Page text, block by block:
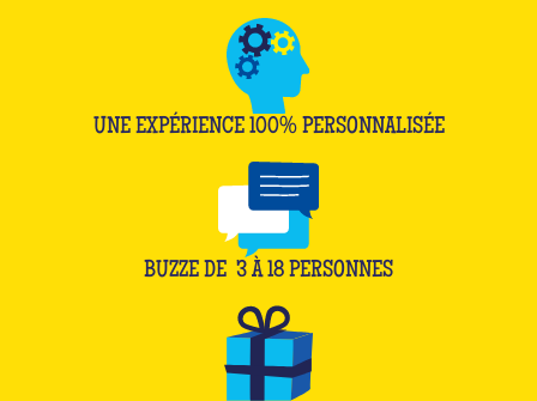
UNE EXPÉRIENCE 100% PERSONNALISÉE
BUZZE DE 3 À 18 PERSONNES